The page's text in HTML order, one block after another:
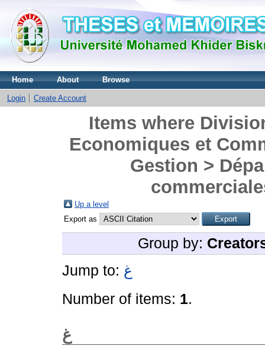
Home About Browse
Login Create Account
Items where
Economiques et
Gestion >
Up a level
Export as
Group by:
Jump to: غ
Number of items: 1.
غ